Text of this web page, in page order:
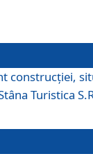
construcției,
Turistica